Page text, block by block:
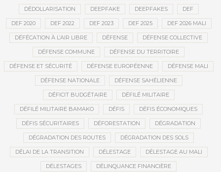
DÉDOLLARISATION DEEPFAKE DEEPFAKES DEF
DEF 2020 DEF 2022 DEF 2023 DEF 2025 DEF 2026 MALI
DÉFÉCATION À L’AIR LIBRE DÉFENSE DÉFENSE COLLECTIVE
DÉFENSE COMMUNE DÉFENSE DU TERRITOIRE
DÉFENSE ET SÉCURITÉ DÉFENSE EUROPÉENNE DÉFENSE MALI
DÉFENSE NATIONALE DÉFENSE SAHÉLIENNE
DÉFICIT BUDGÉTAIRE DÉFILÉ MILITAIRE
DÉFILÉ MILITAIRE BAMAKO DÉFIS DÉFIS ÉCONOMIQUES
DÉFIS SÉCURITAIRES DÉFORESTATION DÉGRADATION
DÉGRADATION DES ROUTES DÉGRADATION DES SOLS
DÉLAI DE LA TRANSITION DÉLESTAGE DÉLESTAGE AU MALI
DÉLESTAGES DÉLINQUANCE FINANCIÈRE